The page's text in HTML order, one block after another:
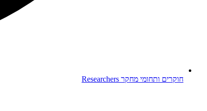
חוקרים ותחומי מחקר Researchers